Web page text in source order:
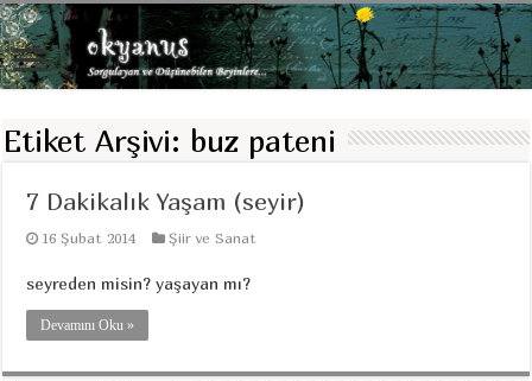
Etiket Arşivi: buz pateni
7 Dakikalık Yaşam (seyir)
16 Şubat 2014 Şiir ve Sanat
seyreden misin? yaşayan mı?
Devamını Oku »